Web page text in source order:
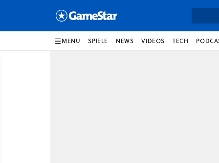
MENU SPIELE NEWS VIDEOS TECH